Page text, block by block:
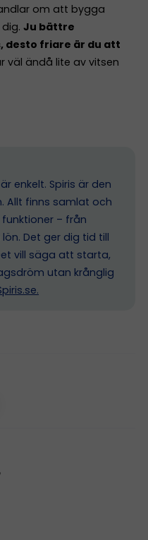
om att bygga
Ju bättre
desto friare är du att
väl ändå lite av vitsen
enkelt. Spiris är den
Allt finns samlat och
– från
Det ger dig tid till
vill säga att starta,
utan krånglig
.